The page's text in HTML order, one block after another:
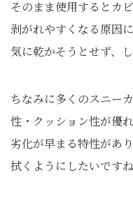
そのまま使用するとカ
剥がれやすくなる原因に
気に乾かそうとせず、
ちなみに多くのスニー
性・クッション性が優
劣化が早まる特性があ
拭くようにしたいですね